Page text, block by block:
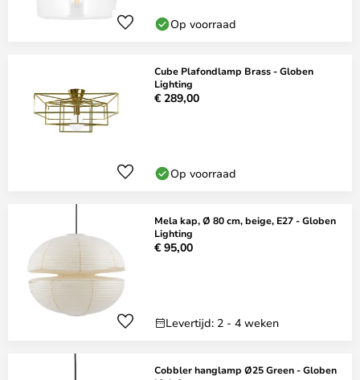
Op voorraad
Cube Plafondlamp Brass - Globen
Lighting
€ 289,00
Op voorraad
Mela kap, Ø 80 cm, beige, E27 - Globen
Lighting
€ 95,00
Levertijd: 2 - 4 weken
Cobbler hanglamp Ø25 Green - Globen